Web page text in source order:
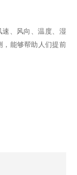
、风向、温度、湿
，能够帮助人们提前